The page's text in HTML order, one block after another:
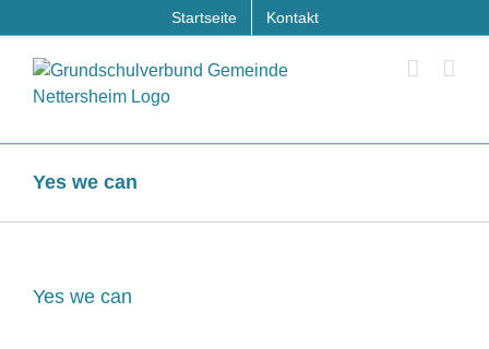
Inhalt
springen
Startseite Kontakt
Yes we can
Yes we can